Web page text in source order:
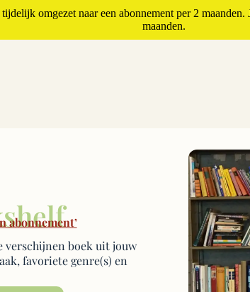
omgezet naar een abonnement per 2
maanden.
abonnement’
verschijnen boek uit jouw
favoriete genre(s) en